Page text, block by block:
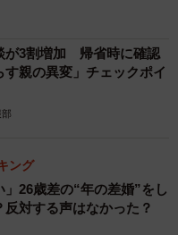
が3割増加 帰省時に確認
す親の異変」チェックポイ
ング
」26歳差の“年の差婚”をし
対する声はなかった？